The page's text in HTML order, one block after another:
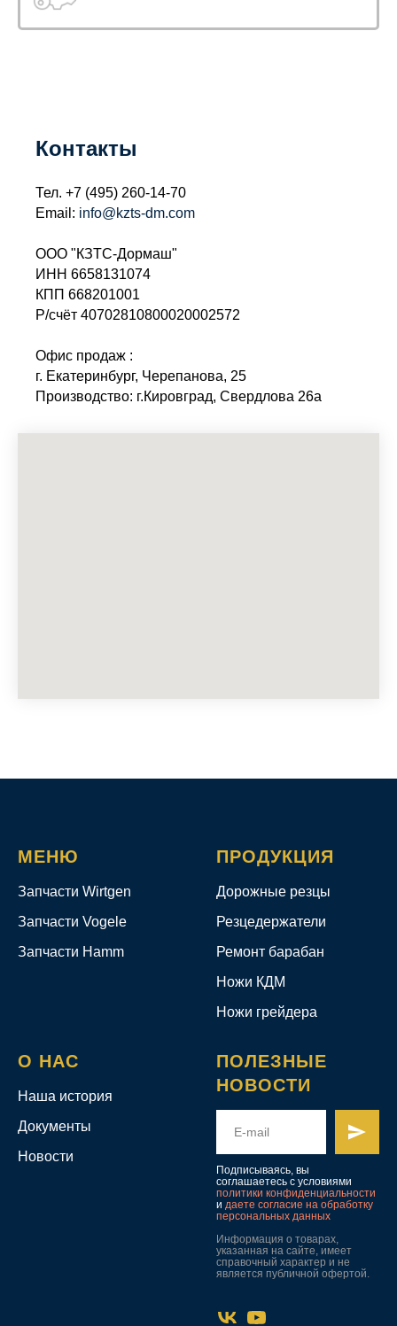
Контакты
Тел. +7 (495) 260-14-70
Email: info@kzts-dm.com
ООО "КЗТС-Дормаш"
ИНН 6658131074
КПП 668201001
Р/счёт 40702810800020002572
Офис продаж :
г. Екатеринбург, Черепанова, 25
Производство: г.Кировград, Свердлова 26а
МЕНЮ
Запчасти Wirtgen
Запчасти Vogele
Запчасти Hamm
ПРОДУКЦИЯ
Дорожные резцы
Резцедержатели
Ремонт барабан
Ножи КДМ
Ножи грейдера
О НАС
Наша история
Документы
Новости
ПОЛЕЗНЫЕ
НОВОСТИ
Подписываясь, вы
соглашаетесь с условиями
политики конфиденциальности
и даете согласие на обработку
персональных данных
Информация о товарах,
указанная на сайте, имеет
справочный характер и не
является публичной офертой.